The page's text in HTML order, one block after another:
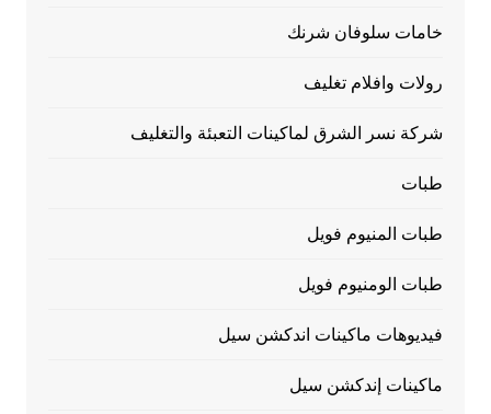
خامات سلوفان شرنك
رولات وافلام تغليف
شركة نسر الشرق لماكينات التعبئة والتغليف
طبات
طبات المنيوم فويل
طبات الومنيوم فويل
فيديوهات ماكينات اندكشن سيل
ماكينات إندكشن سيل